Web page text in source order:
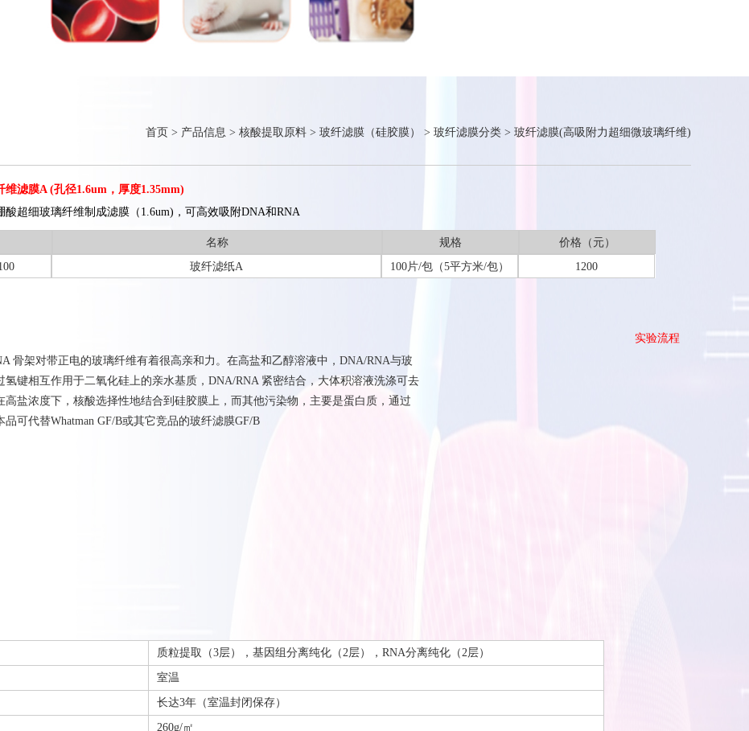
首页 > 产品信息 > 核酸提取原料 > 玻纤滤膜（硅胶膜） > 玻纤滤膜分类 > 玻纤滤膜(高吸附力超细微玻璃纤维)
维滤膜A (孔径1.6um，厚度1.35mm)
酸超细玻璃纤维制成滤膜（1.6um)，可高效吸附DNA和RNA
名称 规格
价格（元）
玻纤滤纸A 100片/包（5平方米/包） 1200
实验流程
骨架对带正电的玻璃纤维有着很高亲和力。在高盐和乙醇溶液中，DNA/RNA与玻
氢键相互作用于二氧化硅上的亲水基质，DNA/RNA 紧密结合，大体积溶液洗涤可去
高盐浓度下，核酸选择性地结合到硅胶膜上，而其他污染物，主要是蛋白质，通过
品可代替Whatman GF/B或其它竞品的玻纤滤膜GF/B
质粒提取（3层），基因组分离纯化（2层），RNA分离纯化（2层）
室温
长达3年（室温封闭保存）
260g/㎡